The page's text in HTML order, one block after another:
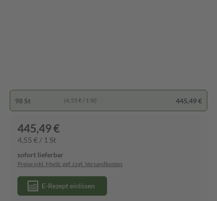
98 St (4,55 € / 1 St) 445,49 €
445,49 €
4,55 € / 1 St
sofort lieferbar
Preise inkl. MwSt. ggf. zzgl. Versandkosten
E-Rezept einlösen